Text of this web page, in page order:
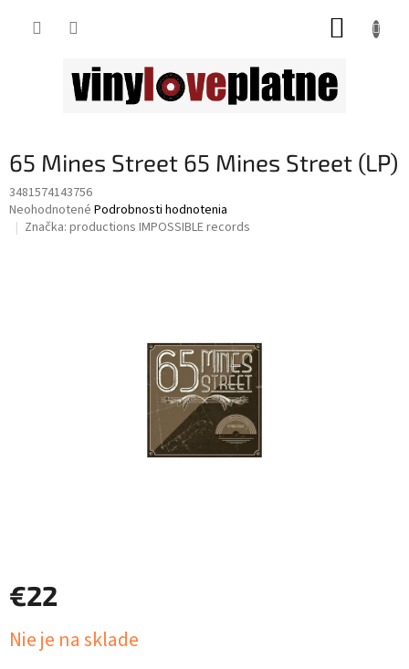
65 Mines Street 65 Mines Street (LP)
3481574143756
Priemerné
hodnotenie
Neohodnotené Podrobnosti hodnotenia
Značka: productions IMPOSSIBLE records
€22
cena:
Nie je na sklade